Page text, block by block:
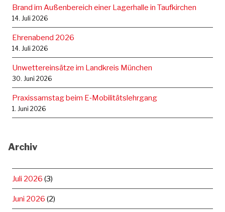
Brand im Außenbereich einer Lagerhalle in Taufkirchen
14. Juli 2026
Ehrenabend 2026
14. Juli 2026
Unwettereinsätze im Landkreis München
30. Juni 2026
Praxissamstag beim E‑Mobilitätslehrgang
1. Juni 2026
Archiv
Juli 2026 (3)
Juni 2026 (2)